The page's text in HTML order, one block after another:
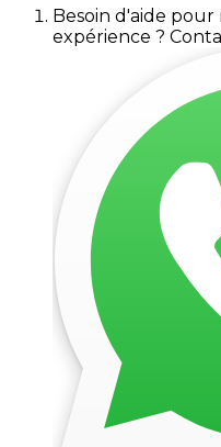
Besoin d'aide
expérience ?